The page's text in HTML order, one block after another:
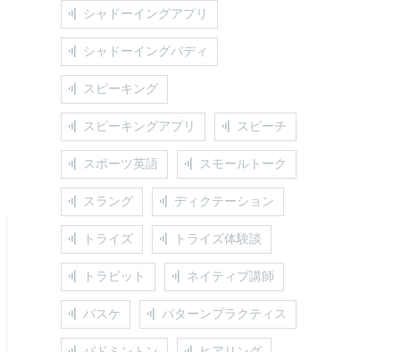
シャドーイングアプリ
シャドーイングバディ
スピーキング
スピーキングアプリ スピーチ
スポーツ英語 スモールトーク
スラング ディクテーション
トライズ トライズ体験談
トラビット ネイティブ講師
バスケ パターンプラクティス